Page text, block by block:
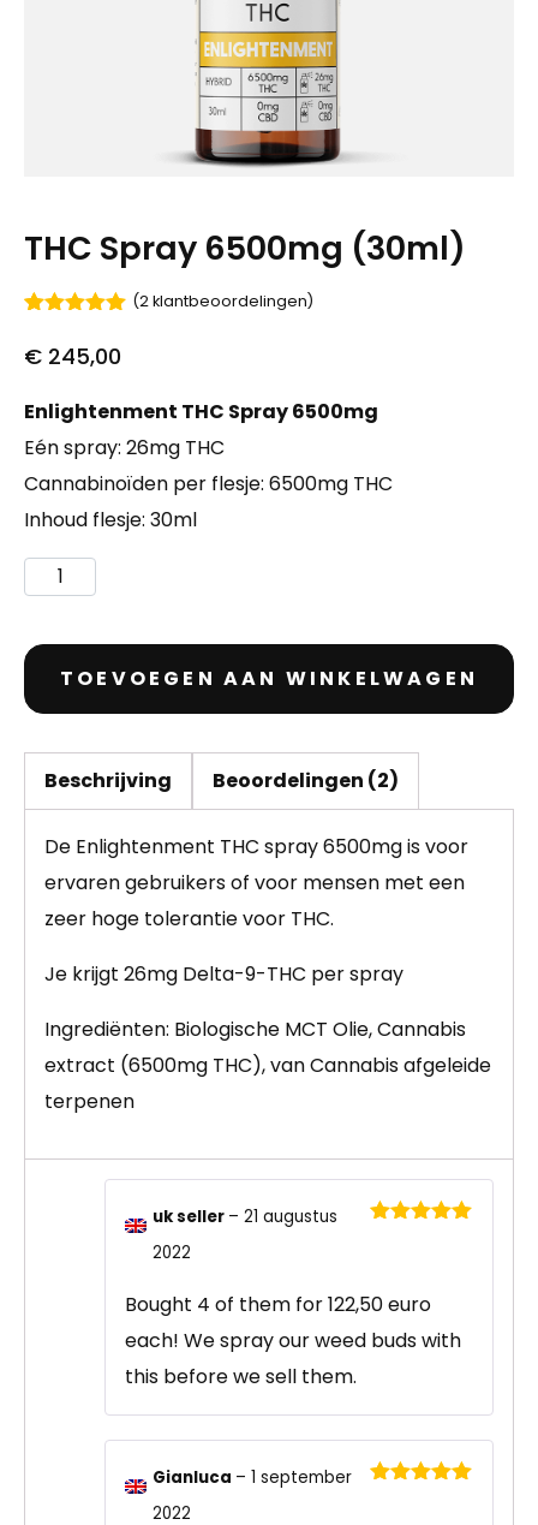
THC Spray 6500mg (30ml)
5.00op 5
gebaseerd
waarderingen
(2klantbeoordelingen)
€ 245,00
Enlightenment THC Spray 6500mg
Eén spray: 26mg THC
Cannabinoïden per flesje: 6500mg THC
Inhoud flesje: 30ml
TOEVOEGEN AAN WINKELWAGEN
Beschrijving Beoordelingen (2)
De Enlightenment THC spray 6500mg is voor
ervaren gebruikers of voor mensen met een
zeer hoge tolerantie voor THC.
Je krijgt 26mg Delta-9-THC per spray
Ingrediënten: Biologische MCT Olie, Cannabis
extract (6500mg THC), van Cannabis afgeleide
terpenen
uk seller – 21 augustus
2022
Bought 4 of them for 122,50 euro
each! We spray our weed buds with
this before we sell them.
Gianluca – 1 september
2022